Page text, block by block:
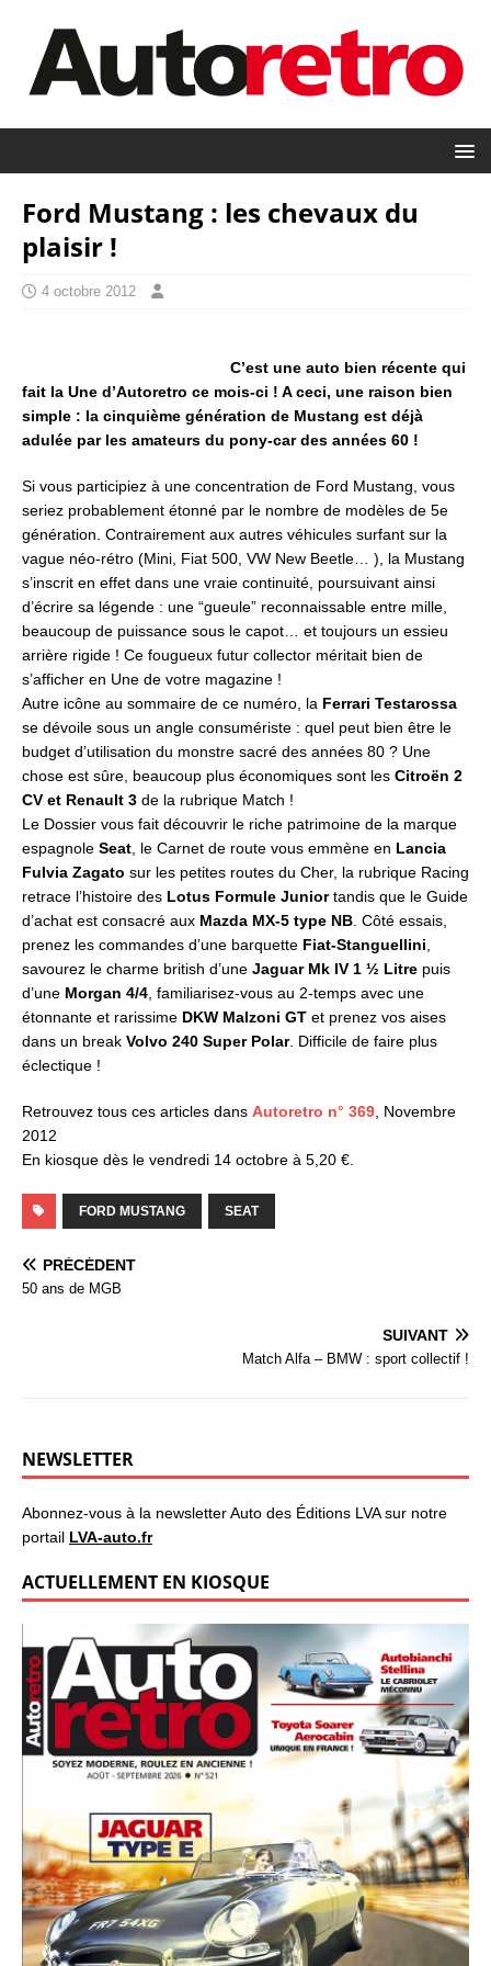
Ford Mustang : les chevaux du
plaisir !
4 octobre 2012
C’est une auto bien récente qui
fait la Une d’Autoretro ce mois-ci ! A ceci, une raison bien
simple : la cinquième génération de Mustang est déjà
adulée par les amateurs du pony-car des années 60 !
Si vous participiez à une concentration de Ford Mustang, vous
seriez probablement étonné par le nombre de modèles de 5e
génération. Contrairement aux autres véhicules surfant sur la
vague néo-rétro (Mini, Fiat 500, VW New Beetle… ), la Mustang
s’inscrit en effet dans une vraie continuité, poursuivant ainsi
d’écrire sa légende : une “gueule” reconnaissable entre mille,
beaucoup de puissance sous le capot… et toujours un essieu
arrière rigide ! Ce fougueux futur collector méritait bien de
s’afficher en Une de votre magazine !
Autre icône au sommaire de ce numéro, la Ferrari Testarossa
se dévoile sous un angle consumériste : quel peut bien être le
budget d’utilisation du monstre sacré des années 80 ? Une
chose est sûre, beaucoup plus économiques sont les Citroën 2
CV et Renault 3 de la rubrique Match !
Le Dossier vous fait découvrir le riche patrimoine de la marque
espagnole Seat , le Carnet de route vous emmène en Lancia
Fulvia Zagato sur les petites routes du Cher, la rubrique Racing
retrace l’histoire des Lotus Formule Juniortandis que le Guide
d’achat est consacré aux Mazda MX-5 type NB . Côté essais,
prenez les commandes d’une barquette Fiat-Stanguellini
savourez le charme british d’une Jaguar Mk IV 1 ½ Litre puis
d’une Morgan 4/4 , familiarisez-vous au 2-temps avec une
étonnante et rarissime DKW Malzoni GT et prenez vos aises
dans un break Volvo 240 Super Polar. Difficile de faire plus
éclectique !
Retrouvez tous ces articles dans Autoretro n° 369 , Novembre
2012
En kiosque dès le vendredi 14 octobre à 5,20 €.
FORD MUSTANG SEAT
PRÉCÉDENT
50 ans de MGB
SUIVANT
Match Alfa – BMW : sport collectif !
NEWSLETTER
Abonnez-vous à la newsletter Auto des Éditions LVA sur notre
portail LVA-auto.fr
ACTUELLEMENT EN KIOSQUE